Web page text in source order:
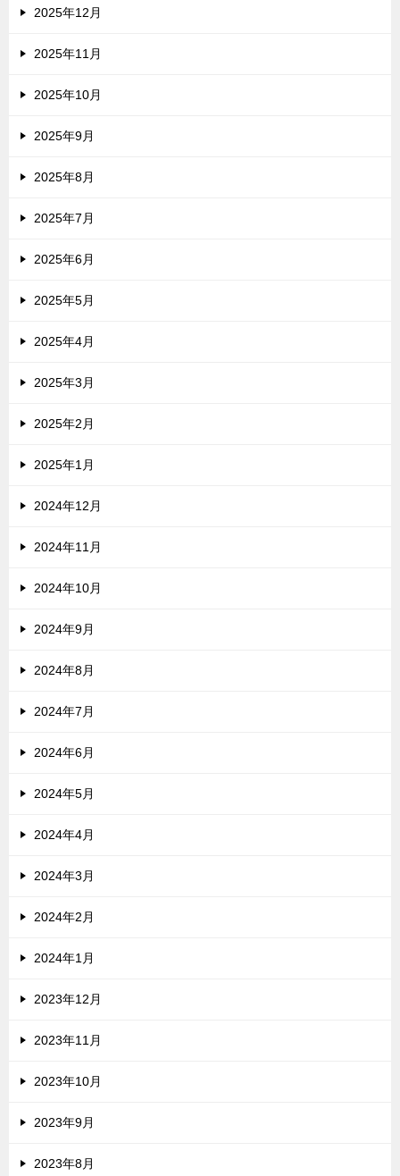
2025年12月
2025年11月
2025年10月
2025年9月
2025年8月
2025年7月
2025年6月
2025年5月
2025年4月
2025年3月
2025年2月
2025年1月
2024年12月
2024年11月
2024年10月
2024年9月
2024年8月
2024年7月
2024年6月
2024年5月
2024年4月
2024年3月
2024年2月
2024年1月
2023年12月
2023年11月
2023年10月
2023年9月
2023年8月